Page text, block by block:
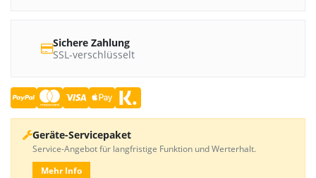
Sichere Zahlung
SSL-verschlüsselt
Geräte-Servicepaket
Service-Angebot für langfristige Funktion und Werterhalt.
Mehr Info